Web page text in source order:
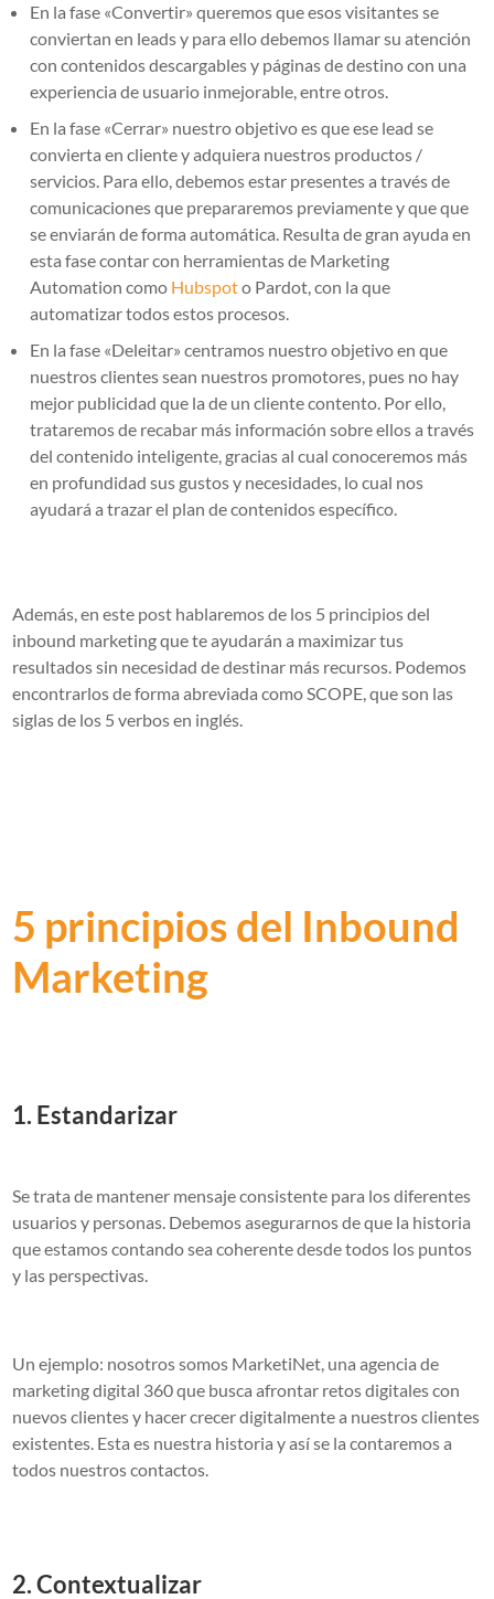
En la fase «Convertir» queremos que esos visitantes se
conviertan en leads y para ello debemos llamar su atención
con contenidos descargables y páginas de destino con una
experiencia de usuario inmejorable, entre otros.
En la fase «Cerrar» nuestro objetivo es que ese lead se
convierta en cliente y adquiera nuestros productos /
servicios. Para ello, debemos estar presentes a través de
comunicaciones que prepararemos previamente y que que
se enviarán de forma automática. Resulta de gran ayuda en
esta fase contar con herramientas de Marketing
Automation como Hubspoto Pardot, con la que
automatizar todos estos procesos.
En la fase «Deleitar» centramos nuestro objetivo en que
nuestros clientes sean nuestros promotores, pues no hay
mejor publicidad que la de un cliente contento. Por ello,
trataremos de recabar más información sobre ellos a través
del contenido inteligente, gracias al cual conoceremos más
en profundidad sus gustos y necesidades, lo cual nos
ayudará a trazar el plan de contenidos específico.
Además, en este post hablaremos de los 5 principios del
inbound marketing que te ayudarán a maximizar tus
resultados sin necesidad de destinar más recursos. Podemos
encontrarlos de forma abreviada como SCOPE, que son las
siglas de los 5 verbos en inglés.
5 principios del Inbound
Marketing
1. Estandarizar
Se trata de mantener mensaje consistente para los diferentes
usuarios y personas. Debemos asegurarnos de que la historia
que estamos contando sea coherente desde todos los puntos
y las perspectivas.
Un ejemplo: nosotros somos MarketiNet, una agencia de
marketing digital 360 que busca afrontar retos digitales con
nuevos clientes y hacer crecer digitalmente a nuestros clientes
existentes. Esta es nuestra historia y así se la contaremos a
todos nuestros contactos.
2. Contextualizar